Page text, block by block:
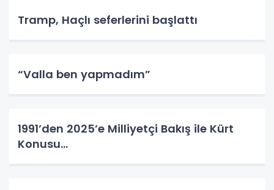
Tramp, Haçlı seferlerini başlattı
“Valla ben yapmadım”
1991’den 2025’e Milliyetçi Bakış ile Kürt
Konusu…